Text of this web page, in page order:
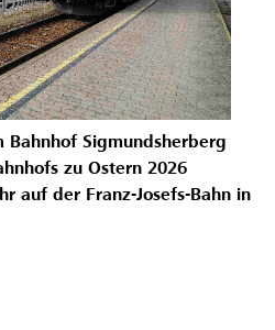
Bahnhof Sigmundsherberg
zu Ostern 2026
auf der Franz-Josefs-Bahn in